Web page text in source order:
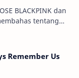
BLACKPINK dan
tentang
Remember Us